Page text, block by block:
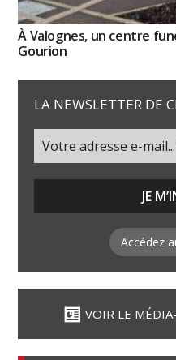
À Valognes, un centre
Gourion
LA NEWSLETTER DE
Accédez
VOIR LE